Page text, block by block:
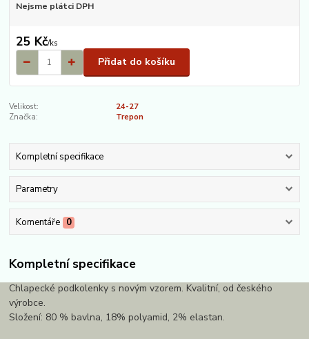
Nejsme plátci DPH
25 Kč/ks
Přidat do košíku
Velikost:
24-27
Značka:
Trepon
Kompletní specifikace
Parametry
Komentáře 0
Kompletní specifikace
Chlapecké podkolenky s novým vzorem. Kvalitní, od českého
výrobce.
Složení: 80 % bavlna, 18% polyamid, 2% elastan.